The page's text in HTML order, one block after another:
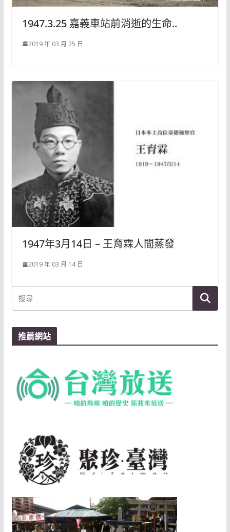
1947.3.25 嘉義車站前消逝的生命..
2019 年 03 月 25 日
1947年3月14日 – 王育霖人間蒸發
2019 年 03 月 14 日
推薦網站